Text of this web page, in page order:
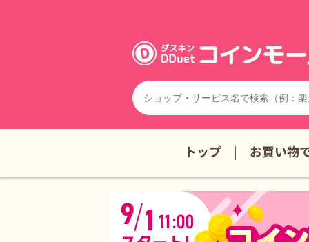
トップ お買い物